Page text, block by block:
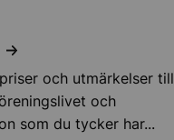
och utmärkelser till
och
som du tycker har...